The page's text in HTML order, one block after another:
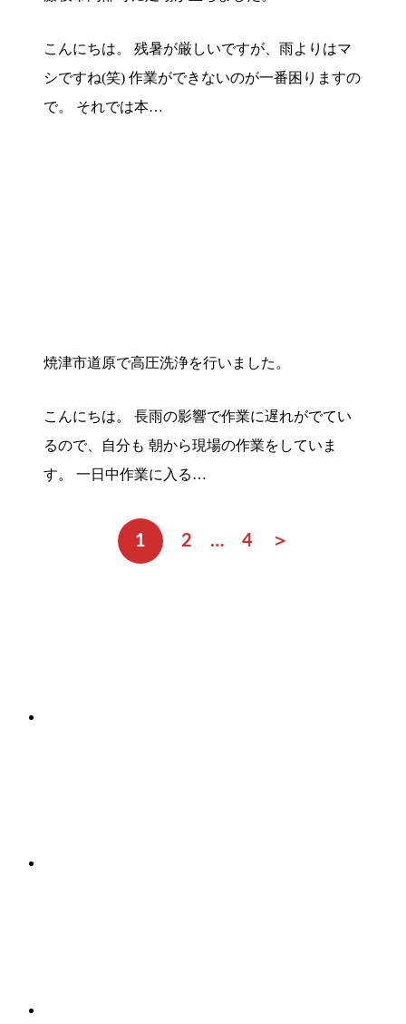
こんにちは。 残暑が厳しいですが、雨よりはマ
シですね(笑) 作業ができないのが一番困りますの
で。 それでは本…
焼津市道原で高圧洗浄を行いました。
こんにちは。 長雨の影響で作業に遅れがでてい
るので、自分も 朝から現場の作業をしていま
す。 一日中作業に入る…
1 2 … 4 ＞